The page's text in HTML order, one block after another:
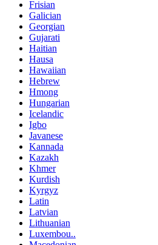
Frisian
Galician
Georgian
Gujarati
Haitian
Hausa
Hawaiian
Hebrew
Hmong
Hungarian
Icelandic
Igbo
Javanese
Kannada
Kazakh
Khmer
Kurdish
Kyrgyz
Latin
Latvian
Lithuanian
Luxembou..